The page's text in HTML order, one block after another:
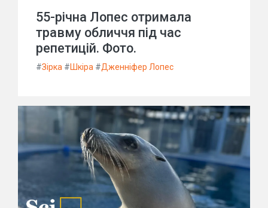
55-річна Лопес отримала
травму обличчя під час
репетицій. Фото.
#Зірка #Шкіра #Дженніфер Лопес